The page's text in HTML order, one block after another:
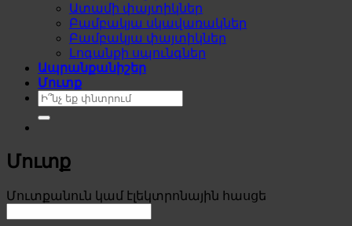
Ատամի փայտիկներ
Բամբակյա սկավառակներ
Բամբակյա փայտիկներ
Լոգանքի սպունգներ
Ապրանքանիշեր
Մուտք
Search
for:
Մուտք
Մուտքանուն կամ էլեկտրոնային հասցե